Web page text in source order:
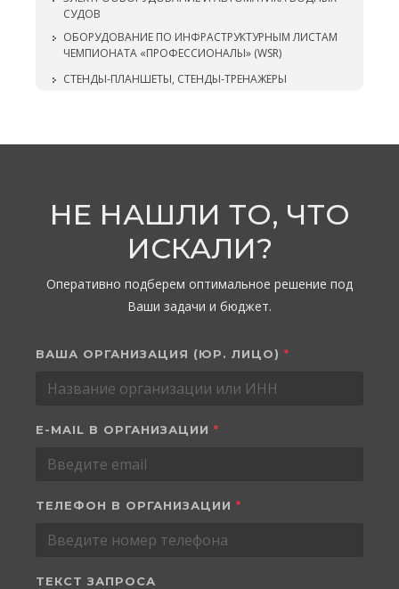
СУДОВ
ОБОРУДОВАНИЕ ПО ИНФРАСТРУКТУРНЫМ ЛИСТАМ
ЧЕМПИОНАТА «ПРОФЕССИОНАЛЫ» (WSR)
СТЕНДЫ-ПЛАНШЕТЫ, СТЕНДЫ-ТРЕНАЖЕРЫ
НЕ НАШЛИ ТО, ЧТО
ИСКАЛИ?
Оперативно подберем оптимальное решение под
Ваши задачи и бюджет.
ВАША ОРГАНИЗАЦИЯ (ЮР. ЛИЦО) *
E-MAIL В ОРГАНИЗАЦИИ *
ТЕЛЕФОН В ОРГАНИЗАЦИИ *
ТЕКСТ ЗАПРОСА